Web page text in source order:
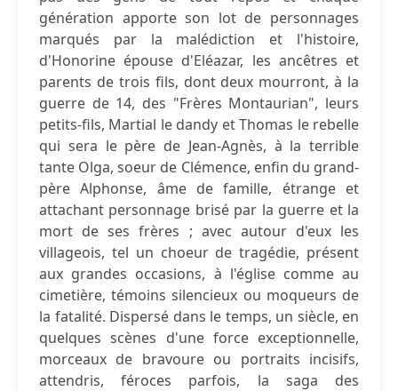
génération apporte son lot de personnages
marqués par la malédiction et l'histoire,
d'Honorine épouse d'Eléazar, les ancêtres et
parents de trois fils, dont deux mourront, à la
guerre de 14, des "Frères Montaurian", leurs
petits-fils, Martial le dandy et Thomas le rebelle
qui sera le père de Jean-Agnès, à la terrible
tante Olga, soeur de Clémence, enfin du grand-
père Alphonse, âme de famille, étrange et
attachant personnage brisé par la guerre et la
mort de ses frères ; avec autour d'eux les
villageois, tel un choeur de tragédie, présent
aux grandes occasions, à l'église comme au
cimetière, témoins silencieux ou moqueurs de
la fatalité. Dispersé dans le temps, un siècle, en
quelques scènes d'une force exceptionnelle,
morceaux de bravoure ou portraits incisifs,
attendris, féroces parfois, la saga des